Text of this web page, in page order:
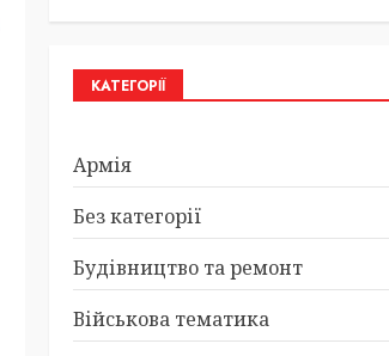
КАТЕГОРІЇ
Армія
Без категорії
Будівництво та ремонт
Військова тематика